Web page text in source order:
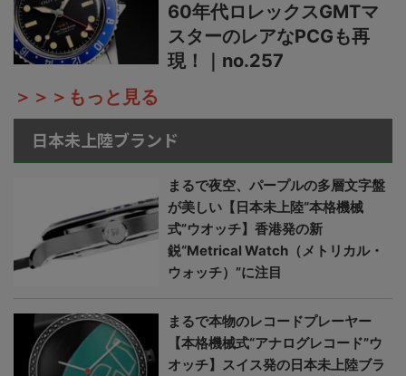
60年代ロレックスGMTマ
スターのレアなPCGも再
現！｜no.257
＞＞＞もっと見る
日本未上陸ブランド
まるで夜空、パープルの多層文字盤
が美しい【日本未上陸“本格機械
式”ウオッチ】香港発の新
鋭“Metrical Watch（メトリカル・
ウォッチ）”に注目
まるで本物のレコードプレーヤー
【本格機械式“アナログレコード”ウ
オッチ】スイス発の日本未上陸ブラ